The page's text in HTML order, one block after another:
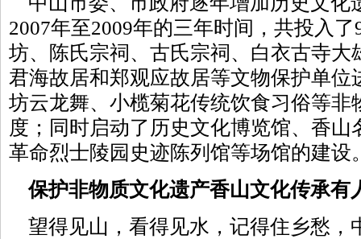
2007年至2009年的三年时间，共投入
坊、陈氏宗祠、古氏宗祠、白衣古寺大
君海故居和郑观应故居等文物保护单位
坊云龙舞、小榄菊花传统饮食习俗等非
度；同时启动了历史文化博览馆、香
革命烈士陵园史迹陈列馆等场馆的建设
保护非物质文化遗产香山文化传承有
望得见山，看得见水，记得住乡愁，